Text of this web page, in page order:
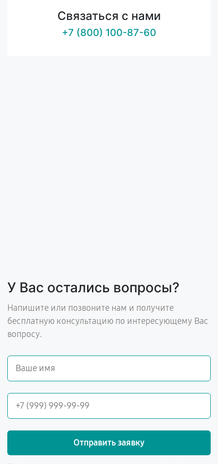
Связаться с нами
+7 (800) 100-87-60
У Вас остались вопросы?
Напишите или позвоните нам и получите
бесплатную консультацию по интересующему Вас
вопросу.
Отправить заявку